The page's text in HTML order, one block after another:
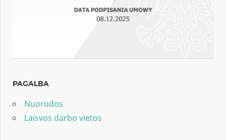
PAGALBA
Nuorodos
Laisvos darbo vietos